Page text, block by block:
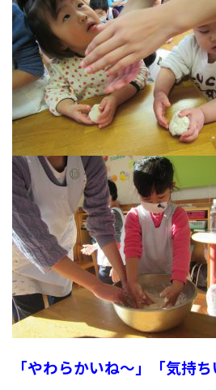
「やわらかいね～」「気持ち